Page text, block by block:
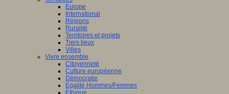
Europe
International
Régions
Ruralité
Territoires et projets
Tiers lieux
Villes
Vivre ensemble
Citoyenneté
Culture européenne
Démocratie
Egalité Hommes/Femmes
Ethique